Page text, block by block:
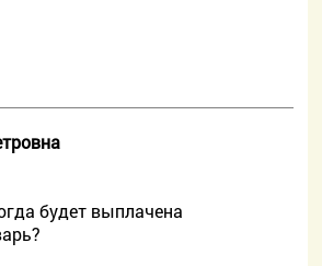
будет выплачена